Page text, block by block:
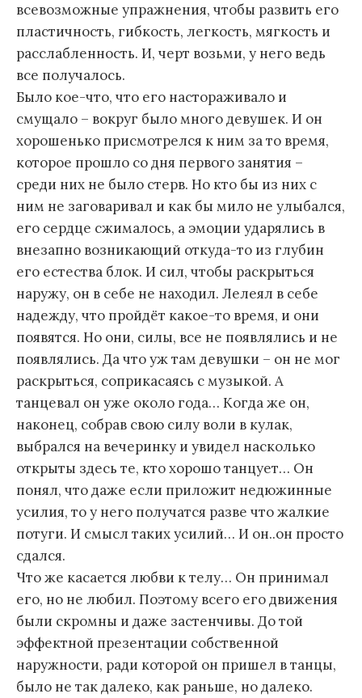
всевозможные упражнения, чтобы развить его
пластичность, гибкость, легкость, мягкость и
расслабленность. И, черт возьми, у него ведь
все получалось.
Было кое-что, что его настораживало и
смущало – вокруг было много девушек. И он
хорошенько присмотрелся к ним за то время,
которое прошло со дня первого занятия –
среди них не было стерв. Но кто бы из них с
ним не заговаривал и как бы мило не улыбался,
его сердце сжималось, а эмоции ударялись в
внезапно возникающий откуда-то из глубин
его естества блок. И сил, чтобы раскрыться
наружу, он в себе не находил. Лелеял в себе
надежду, что пройдёт какое-то время, и они
появятся. Но они, силы, все не появлялись и не
появлялись. Да что уж там девушки – он не мог
раскрыться, соприкасаясь с музыкой. А
танцевал он уже около года… Когда же он,
наконец, собрав свою силу воли в кулак,
выбрался на вечеринку и увидел насколько
открыты здесь те, кто хорошо танцует… Он
понял, что даже если приложит недюжинные
усилия, то у него получатся разве что жалкие
потуги. И смысл таких усилий… И он..он просто
сдался.
Что же касается любви к телу… Он принимал
его, но не любил. Поэтому всего его движения
были скромны и даже застенчивы. До той
эффектной презентации собственной
наружности, ради которой он пришел в танцы,
было не так далеко, как раньше, но далеко.